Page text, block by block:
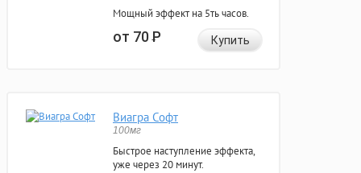
Мощный эффект на 5ть часов.
от 70Р Купить
Виагра Софт
100мг
Быстрое наступление эффекта,
уже через 20 минут.